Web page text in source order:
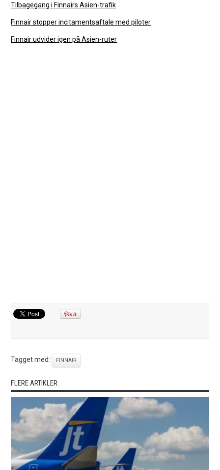
Tilbagegang i Finnairs Asien-trafik
Finnair stopper incitamentsaftale med piloter
Finnair udvider igen på Asien-ruter
Tagget med: FINNAIR
FLERE ARTIKLER: